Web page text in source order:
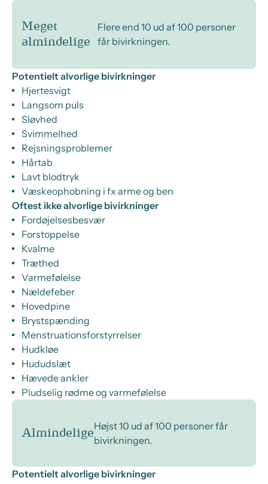
Meget
almindelige
Flere end 10 ud af 100 personer
får bivirkningen.
Potentielt alvorlige bivirkninger
Hjertesvigt
Langsom puls
Sløvhed
Svimmelhed
Rejsningsproblemer
Hårtab
Lavt blodtryk
Væskeophobning i fx arme og ben
Oftest ikke alvorlige bivirkninger
Fordøjelsesbesvær
Forstoppelse
Kvalme
Træthed
Varmefølelse
Nældefeber
Hovedpine
Brystspænding
Menstruationsforstyrrelser
Hudkløe
Hududslæt
Hævede ankler
Pludselig rødme og varmefølelse
Almindelige
Højst 10 ud af 100 personer får
bivirkningen.
Potentielt alvorlige bivirkninger